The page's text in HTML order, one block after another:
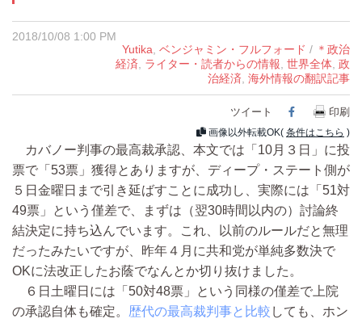
2018/10/08 1:00 PM
Yutika ベンジャミン・フルフォード / ＊政治
経済
ライター・読者からの情報 世界全体 政
治経済 海外情報の翻訳記事
ツイート Facebook
印刷
画像以外転載OK( 条件はこちら )
カバノー判事の最高裁承認、本文では「10月３日」に投
票で「53票」獲得とありますが、ディープ・ステート側が
５日金曜日まで引き延ばすことに成功し、実際には「51対
49票」という僅差で、まずは（翌30時間以内の）討論終
結決定に持ち込んでいます。これ、以前のルールだと無理
だったみたいですが、昨年４月に共和党が単純多数決で
OKに法改正したお蔭でなんとか切り抜けました。
６日土曜日には「50対48票」という同様の僅差で上院
の承認自体も確定。 歴代の最高裁判事と比較 しても、ホン